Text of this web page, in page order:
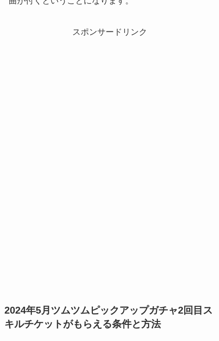
スポンサードリンク
2024年5月ツムツムピックアップガチャ2回目ス
キルチケットがもらえる条件と方法